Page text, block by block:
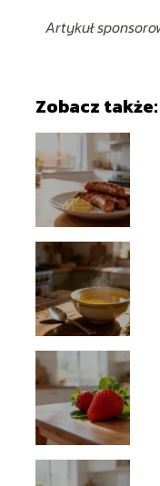
Artykuł
Zobacz także: